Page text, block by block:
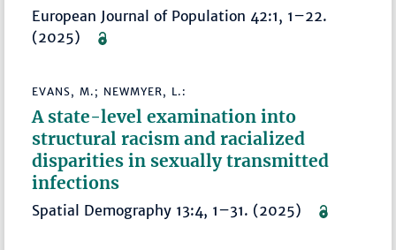
European Journal of Population 42:1, 1–22.
(2025)
EVANS, M.; NEWMYER, L.:
A state-level examination into
structural racism and racialized
disparities in sexually transmitted
infections
Spatial Demography 13:4, 1–31. (2025)